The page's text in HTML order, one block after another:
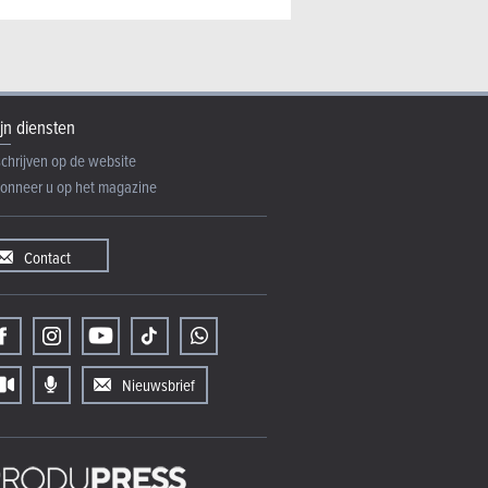
diensten
op de website
u op het magazine
Contact
Nieuwsbrief